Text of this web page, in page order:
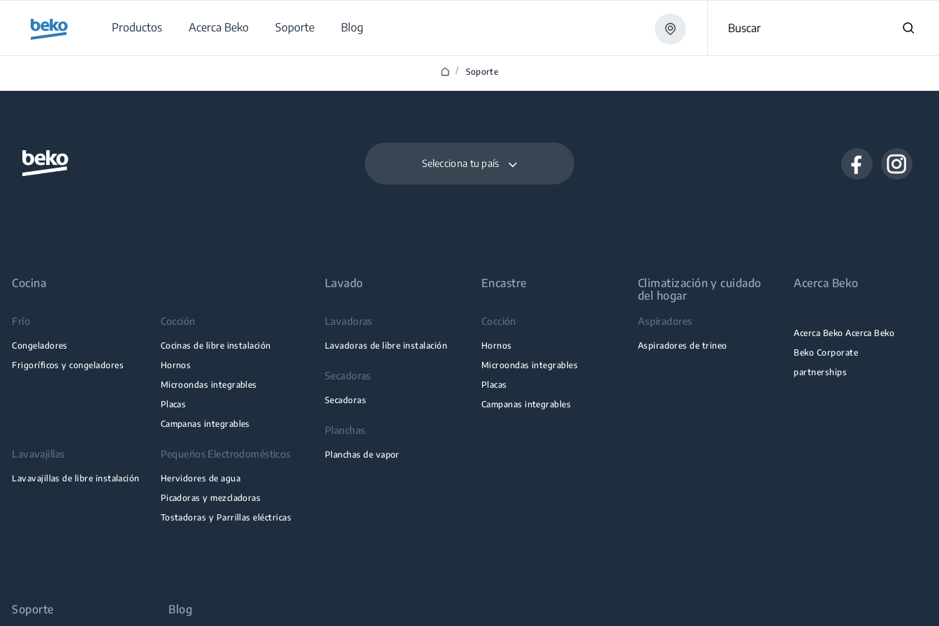
Productos
Acerca Beko Soporte Blog Buscar
/ Soporte
Selecciona tu país
Cocina
Frío
Congeladores
Frigoríficos y congeladores
Cocción
Cocinas de libre instalación
Hornos
Microondas integrables
Placas
Campanas integrables
Lavavajillas
Lavavajillas de libre instalación
Pequeños Electrodomésticos
Hervidores de agua
Picadoras y mezcladoras
Tostadoras y Parrillas eléctricas
Lavado
Lavadoras
Lavadoras de libre instalación
Secadoras
Secadoras
Planchas
Planchas de vapor
Encastre
Cocción
Hornos
Microondas integrables
Placas
Campanas integrables
Climatización y cuidado
del hogar
Aspiradores
Aspiradores de trineo
Acerca Beko
Acerca Beko Acerca Beko
Beko Corporate
partnerships
Soporte Blog